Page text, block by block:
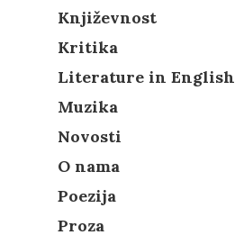
Književnost
Kritika
Literature in English
Muzika
Novosti
O nama
Poezija
Proza